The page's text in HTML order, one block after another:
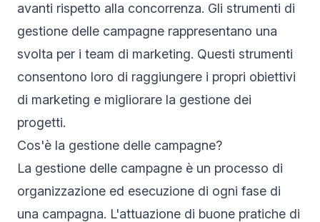
avanti rispetto alla concorrenza. Gli strumenti di
gestione delle campagne rappresentano una
svolta per i team di marketing. Questi strumenti
consentono loro di raggiungere i propri obiettivi
di marketing e migliorare la gestione dei
progetti.
Cos'è la gestione delle campagne?
La gestione delle campagne è un processo di
organizzazione ed esecuzione di ogni fase di
una campagna. L'attuazione di buone pratiche di